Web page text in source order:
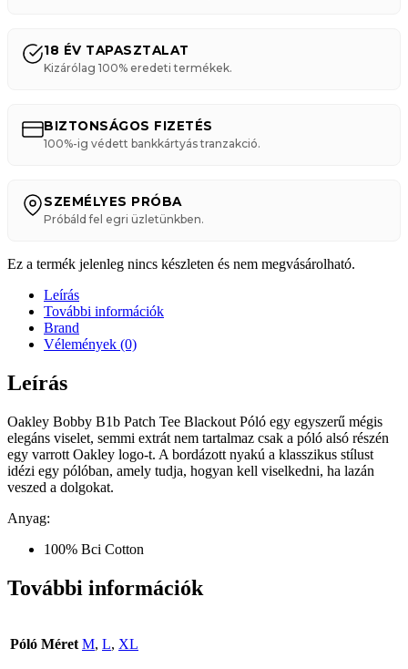
18 ÉV TAPASZTALAT
Kizárólag 100% eredeti termékek.
BIZTONSÁGOS FIZETÉS
100%-ig védett bankkártyás tranzakció.
SZEMÉLYES PRÓBA
Próbáld fel egri üzletünkben.
Ez a termék jelenleg nincs készleten és nem megvásárolható.
Leírás
További információk
Brand
Vélemények (0)
Leírás
Oakley Bobby B1b Patch Tee Blackout Póló egy egyszerű mégis
elegáns viselet, semmi extrát nem tartalmaz csak a póló alsó részén
egy varrott Oakley logo-t. A bordázott nyakú a klasszikus stílust
idézi egy pólóban, amely tudja, hogyan kell viselkedni, ha lazán
veszed a dolgokat.
Anyag:
100% Bci Cotton
További információk
Póló Méret M, L, XL